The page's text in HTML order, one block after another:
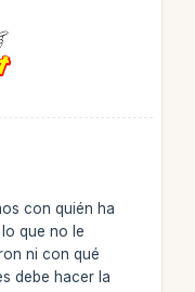
con quién ha
que no le
ni con qué
debe hacer la